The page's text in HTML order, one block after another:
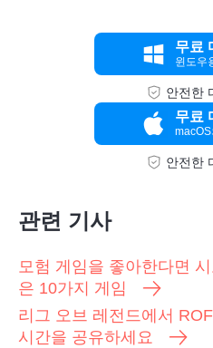
무료
윈도우
안전한
무료
안전한
관련 기사
모험 게임을 좋아한다면
은 10가지 게임
리그 오브 레전드에서
시간을 공유하세요